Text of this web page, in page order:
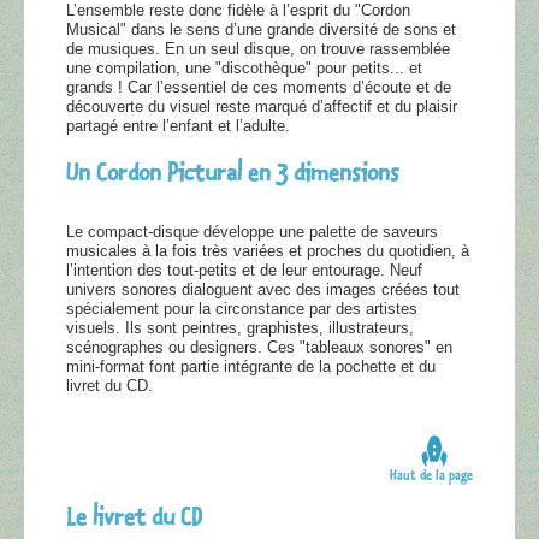
L’ensemble reste donc fidèle à l’esprit du "Cordon
Musical" dans le sens d’une grande diversité de sons et
de musiques. En un seul disque, on trouve rassemblée
une compilation, une "discothèque" pour petits... et
grands ! Car l’essentiel de ces moments d’écoute et de
découverte du visuel reste marqué d’affectif et du plaisir
partagé entre l’enfant et l’adulte.
Un Cordon Pictural en 3 dimensions
Le compact-disque développe une palette de saveurs
musicales à la fois très variées et proches du quotidien, à
l’intention des tout-petits et de leur entourage. Neuf
univers sonores dialoguent avec des images créées tout
spécialement pour la circonstance par des artistes
visuels. Ils sont peintres, graphistes, illustrateurs,
scénographes ou designers. Ces "tableaux sonores" en
mini-format font partie intégrante de la pochette et du
livret du CD.
Haut de la page
Le livret du CD